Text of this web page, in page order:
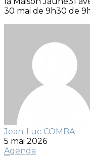
30 mai de 9h30 de
Jean-Luc COMBA
5 mai 2026
Agenda